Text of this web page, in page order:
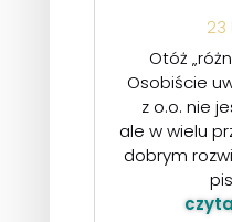
23
Otóż
Osobiście
z o.o. nie
ale w wielu
dobrym